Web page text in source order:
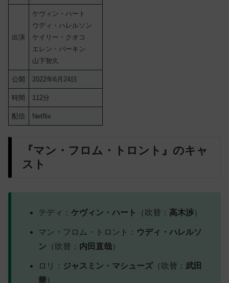
出演
ケヴィン・ハート
ウディ・ハレルソン
ケイリー・クオコ
エレン・バーキン
山下智久
公開 2022年6月24日
時間 112分
配信 Netflix
『マン・フロム・トロント』のキャ
スト
テディ：ケヴィン・ハート （吹替： 高木渉）
マン・フロム・トロント： ウディ・ハレルソ
ン （吹替： 内田直哉）
ロリ： ジャスミン・マシューズ（吹替：武田
華）